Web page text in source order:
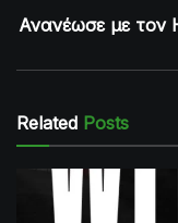
Ανανέωσε με τον
Related Posts